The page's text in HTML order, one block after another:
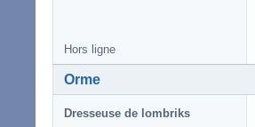
Hors ligne
Orme
Dresseuse de lombriks